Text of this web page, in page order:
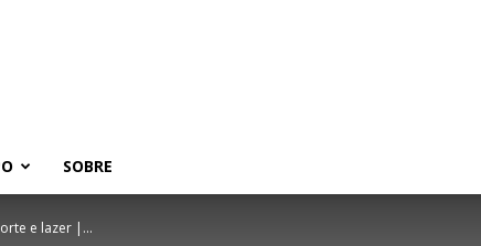
SOBRE
e lazer |...